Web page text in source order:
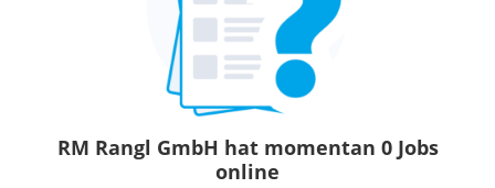
RM Rangl GmbH hat momentan 0 Jobs
online